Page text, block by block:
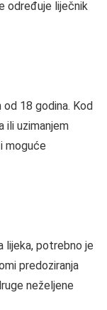
određuje liječnik
18 godina. Kod
ili uzimanjem
moguće
lijeka, potrebno je
predoziranja
neželjene